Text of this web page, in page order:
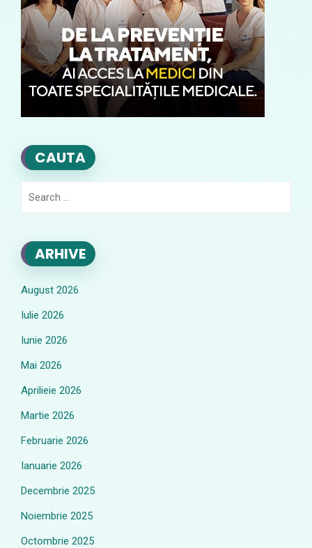
CAUTA
ARHIVE
August 2026
Iulie 2026
Iunie 2026
Mai 2026
Aprilieie 2026
Martie 2026
Februarie 2026
Ianuarie 2026
Decembrie 2025
Noiembrie 2025
Octombrie 2025